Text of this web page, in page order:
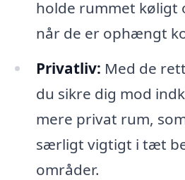
holde rummet køligt
når de er ophængt
Privatliv: Med de
du sikre dig mod
mere privat rum,
særligt vigtigt i tæt
områder.